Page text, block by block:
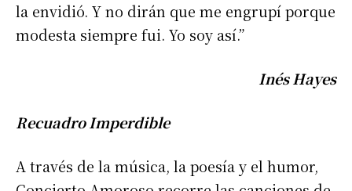
Suscribirme gratis
Dirección de correo electrónico *
la envidió. Y no dirán que me engrupí porque
modesta siempre fui. Yo soy así.”
Inés Hayes
Recuadro Imperdible
A través de la música, la poesía y el humor,